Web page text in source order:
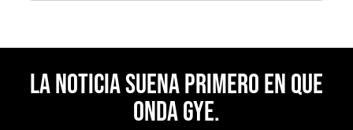
La noticia suena primero en Que
Onda Gye.